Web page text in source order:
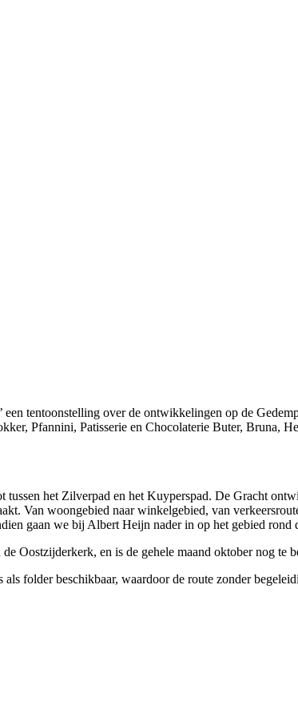
een tentoonstelling over de ontwikkelingen op de
Pfannini, Patisserie en Chocolaterie Buter, Bruna,
het Zilverpad en het Kuyperspad. De Gracht
Van woongebied naar winkelgebied, van
gaan we bij Albert Heijn nader in op het gebied rond
Oostzijderkerk, en is de gehele maand oktober nog te
folder beschikbaar, waardoor de route zonder